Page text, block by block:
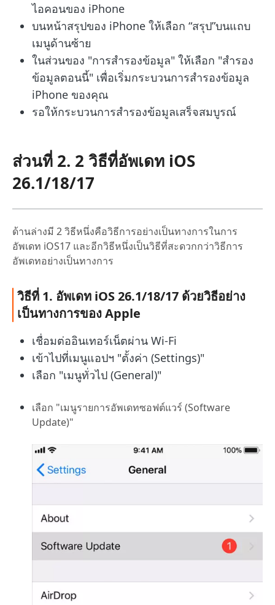
ไอคอนของ iPhone
บนหน้าสรุปของ iPhone ให้เลือก “สรุป”บนแถบ
เมนูด้านซ้าย
ในส่วนของ "การสำรองข้อมูล" ให้เลือก "สำรอง
ข้อมูลตอนนี้" เพื่อเริ่มกระบวนการสำรองข้อมูล
iPhone ของคุณ
รอให้กระบวนการสำรองข้อมูลเสร็จสมบูรณ์
ส่วนที่ 2. 2 วิธีที่อัพเดท iOS
26.1/18/17
ด้านล่างมี 2 วิธีหนึ่งคือวิธีการอย่างเป็นทางการในการ
อัพเดท iOS17 และอีกวิธีหนึ่งเป็นวิธีที่สะดวกกว่าวิธีการ
อัพเดทอย่างเป็นทางการ
วิธีที่ 1. อัพเดท iOS 26.1/18/17 ด้วยวิธีอย่าง
เป็นทางการของ Apple
เชื่อมต่ออินเทอร์เน็ตผ่าน Wi-Fi
เข้าไปที่เมนูแอปฯ "ตั้งค่า (Settings)"
เลือก "เมนูทั่วไป (General)"
เลือก "เมนูรายการอัพเดทซอฟต์แวร์ (Software
Update)"